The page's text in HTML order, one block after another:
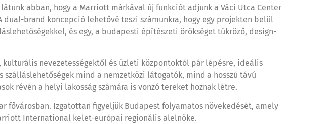
abban, hogy a Marriott márkával új funkciót adjunk a Váci Utca Center
brand koncepció lehetővé teszi számunkra, hogy egy projekten belül
és egy, a budapesti építészeti örökséget tükröző, design-
nevezetességektől és üzleti központoktól pár lépésre, ideális
mind a nemzetközi látogatók, mind a hosszú távú
révén a helyi lakosság számára is vonzó tereket hoznak létre.
fővárosban. Izgatottan figyeljük Budapest folyamatos növekedését, amely
International kelet-európai regionális alelnöke.